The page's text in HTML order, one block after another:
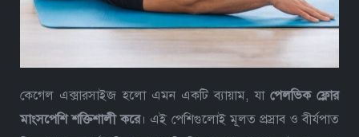
কেগেল এক্সারসাইজ হলো এমন একটি ব্যায়াম, যা পেলভিক ফ্লোর
মাংসপেশি শক্তিশালী করে। এই পেশিগুলোই মূলত প্রস্রাব ও বীর্যপাত